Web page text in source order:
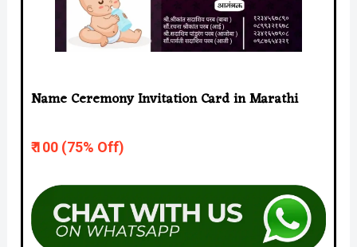
Name Ceremony Invitation Card in Marathi
₹ 100 (75% Off)